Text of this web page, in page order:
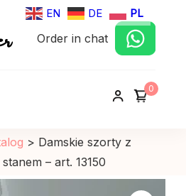
EN DE PL
damska
Order in chat
0
> Damskie szorty z
– art. 13150